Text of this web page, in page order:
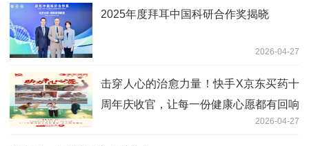
2025年度拜耳中国科研合作奖揭晓
2026-04-27
击穿人心的治愈力量！快手X京东买药十
周年庆收官，让每一份健康心愿都有回响
2026-04-27